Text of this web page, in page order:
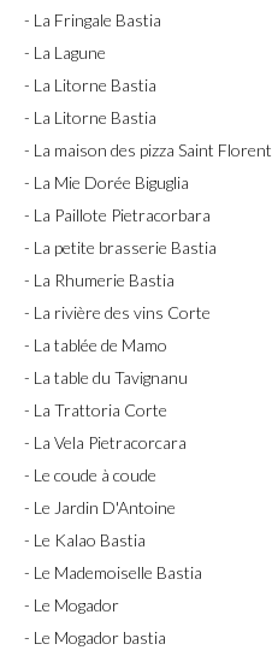
- La Fringale Bastia
- La Lagune
- La Litorne Bastia
- La Litorne Bastia
- La maison des pizza Saint Florent
- La Mie Dorée Biguglia
- La Paillote Pietracorbara
- La petite brasserie Bastia
- La Rhumerie Bastia
- La rivière des vins Corte
- La tablée de Mamo
- La table du Tavignanu
- La Trattoria Corte
- La Vela Pietracorcara
- Le coude à coude
- Le Jardin D'Antoine
- Le Kalao Bastia
- Le Mademoiselle Bastia
- Le Mogador
- Le Mogador bastia